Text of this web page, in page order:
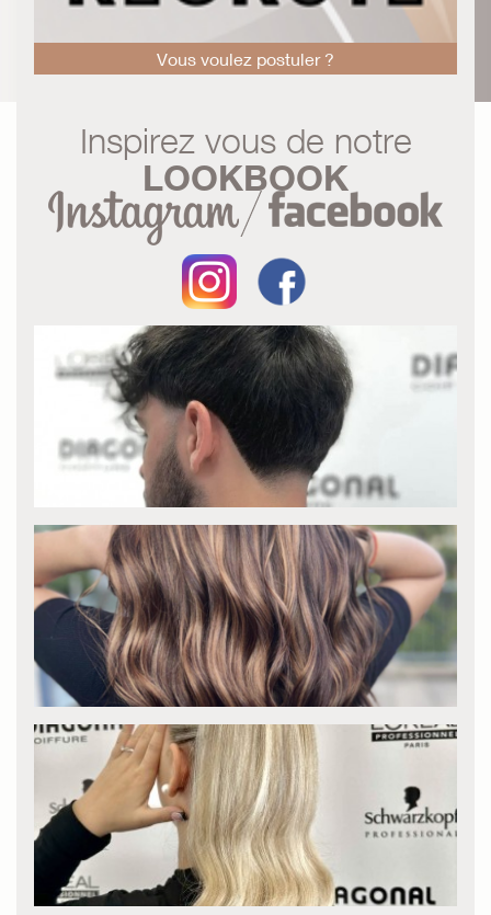
Vous voulez postuler ?
Inspirez vous de notre
LOOKBOOK